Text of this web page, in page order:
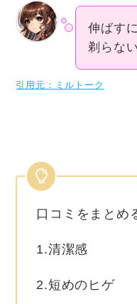
伸ばす
剃らな
引用元：ミルトーク
口コミをまとめ
1.清潔感
2.短めのヒゲ